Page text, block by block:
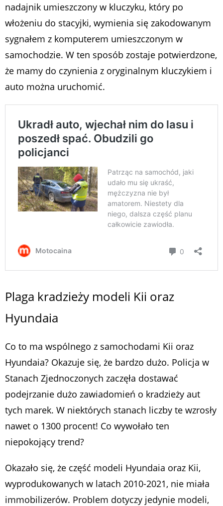
nadajnik umieszczony w kluczyku, który po
włożeniu do stacyjki, wymienia się zakodowanym
sygnałem z komputerem umieszczonym w
samochodzie. W ten sposób zostaje potwierdzone,
że mamy do czynienia z oryginalnym kluczykiem i
auto można uruchomić.
Plaga kradzieży modeli Kii oraz
Hyundaia
Co to ma wspólnego z samochodami Kii oraz
Hyundaia? Okazuje się, że bardzo dużo. Policja w
Stanach Zjednoczonych zaczęła dostawać
podejrzanie dużo zawiadomień o kradzieży aut
tych marek. W niektórych stanach liczby te wzrosły
nawet o 1300 procent! Co wywołało ten
niepokojący trend?
Okazało się, że część modeli Hyundaia oraz Kii,
wyprodukowanych w latach 2010-2021, nie miała
immobilizerów. Problem dotyczy jedynie modeli,